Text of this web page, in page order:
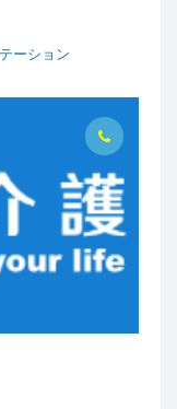
ーション